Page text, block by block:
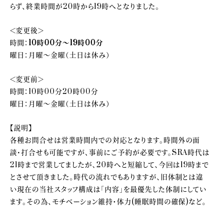
らず、終業時間が20時から19時へとなりました。
＜変更後＞
時間： 10時00分～19時00分
曜日：月曜～金曜（土日は休み）
＜変更前＞
時間：10時00分20時00分
曜日：月曜～金曜（土日は休み）
【説明】
各種お問合せは営業時間内での対応となります。時間外の面
談・打合せも可能ですが、事前にご予約が必要です。SRA時代は
21時まで営業してましたが、20時へと短縮して、今回は19時まで
とさせて頂きました。時代の流れでもありますが、旧体制とは違
い現在の当社スタッフ構成は「内容」を最優先した体制にしてい
ます。その為、モチベーション維持・体力(睡眠時間の確保)など。